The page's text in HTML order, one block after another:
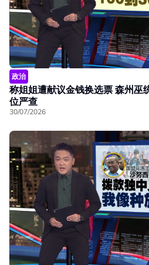
政治
称姐姐遭献议金钱换选票 森州巫
位严查
30/07/2026